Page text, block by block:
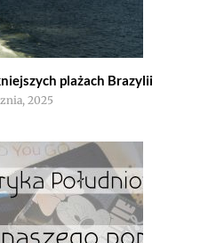
plażach Brazylii
2025